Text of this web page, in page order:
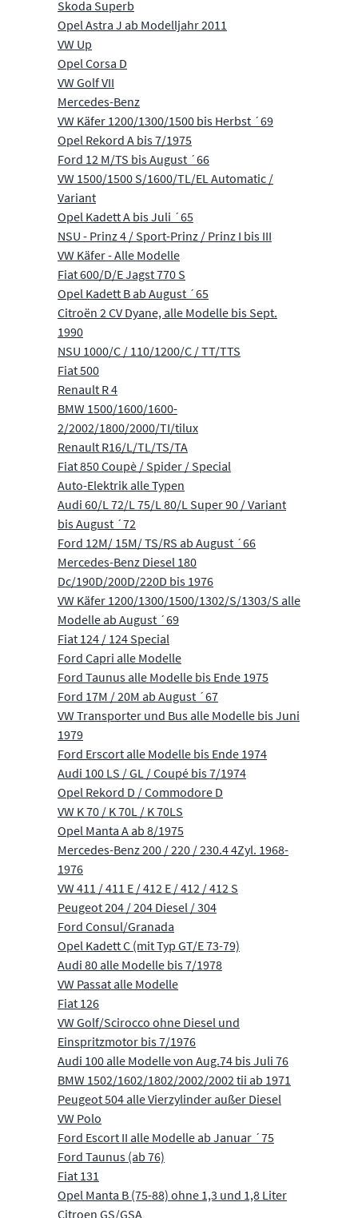
Skoda Superb
Opel Astra J ab Modelljahr 2011
VW Up
Opel Corsa D
VW Golf VII
Mercedes-Benz
VW Käfer 1200/1300/1500 bis Herbst ´69
Opel Rekord A bis 7/1975
Ford 12 M/TS bis August ´66
VW 1500/1500 S/1600/TL/EL Automatic /
Variant
Opel Kadett A bis Juli ´65
NSU - Prinz 4 / Sport-Prinz / Prinz I bis III
VW Käfer - Alle Modelle
Fiat 600/D/E Jagst 770 S
Opel Kadett B ab August ´65
Citroën 2 CV Dyane, alle Modelle bis Sept.
1990
NSU 1000/C / 110/1200/C / TT/TTS
Fiat 500
Renault R 4
BMW 1500/1600/1600-
2/2002/1800/2000/TI/tilux
Renault R16/L/TL/TS/TA
Fiat 850 Coupè / Spider / Special
Auto-Elektrik alle Typen
Audi 60/L 72/L 75/L 80/L Super 90 / Variant
bis August ´72
Ford 12M/ 15M/ TS/RS ab August ´66
Mercedes-Benz Diesel 180
Dc/190D/200D/220D bis 1976
VW Käfer 1200/1300/1500/1302/S/1303/S alle
Modelle ab August ´69
Fiat 124 / 124 Special
Ford Capri alle Modelle
Ford Taunus alle Modelle bis Ende 1975
Ford 17M / 20M ab August ´67
VW Transporter und Bus alle Modelle bis Juni
1979
Ford Erscort alle Modelle bis Ende 1974
Audi 100 LS / GL / Coupé bis 7/1974
Opel Rekord D / Commodore D
VW K 70 / K 70L / K 70LS
Opel Manta A ab 8/1975
Mercedes-Benz 200 / 220 / 230.4 4Zyl. 1968-
1976
VW 411 / 411 E / 412 E / 412 / 412 S
Peugeot 204 / 204 Diesel / 304
Ford Consul/Granada
Opel Kadett C (mit Typ GT/E 73-79)
Audi 80 alle Modelle bis 7/1978
VW Passat alle Modelle
Fiat 126
VW Golf/Scirocco ohne Diesel und
Einspritzmotor bis 7/1976
Audi 100 alle Modelle von Aug.74 bis Juli 76
BMW 1502/1602/1802/2002/2002 tii ab 1971
Peugeot 504 alle Vierzylinder außer Diesel
VW Polo
Ford Escort II alle Modelle ab Januar ´75
Ford Taunus (ab 76)
Fiat 131
Opel Manta B (75-88) ohne 1,3 und 1,8 Liter
Citroen GS/GSA